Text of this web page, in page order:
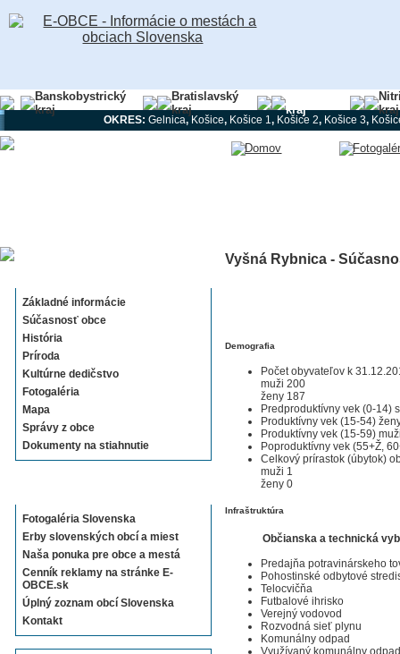
Banskobystrický
kraj
Bratislavský
kraj
kraj
kraj
OKRES:Gelnica, Košice, Košice 1, Košice 2, Košice 3,
Základné informácie
Súčasnosť obce
História
Príroda
Kultúrne dedičstvo
Fotogaléria
Mapa
Správy z obce
Dokumenty na stiahnutie
Fotogaléria Slovenska
Erby slovenských obcí a miest
Naša ponuka pre obce a mestá
Cenník reklamy na stránke E-
OBCE.sk
Úplný zoznam obcí Slovenska
Kontakt
Vyšná Rybnica -
Demografia
Počet obyvateľov k
muži 200
ženy 187
Predproduktívny vek (0-14)
Produktívny vek (15-54)
Produktívny vek (15-59)
Poproduktívny vek (55+Ž,
Celkový prírastok (úbytok)
muži 1
ženy 0
Infraštruktúra
Občianska a technická
Predajňa potravinárskeho
Pohostinské odbytové
Telocvičňa
Futbalové ihrisko
Verejný vodovod
Rozvodná sieť plynu
Komunálny odpad
Využívaný komunálny odpad